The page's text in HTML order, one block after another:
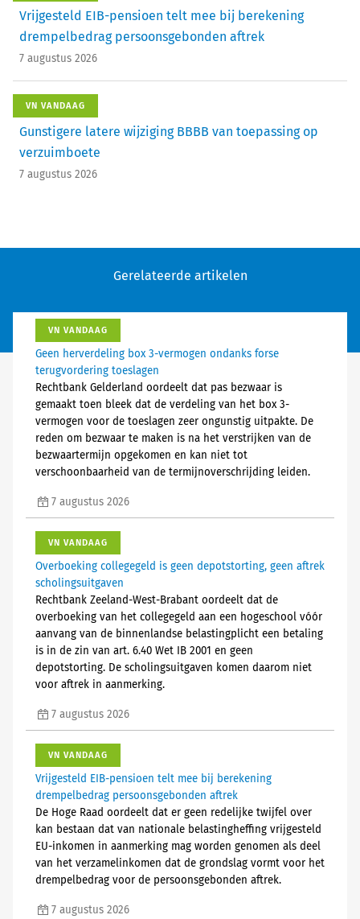
Vrijgesteld EIB-pensioen telt mee bij berekening
drempelbedrag persoonsgebonden aftrek
7 augustus 2026
VN VANDAAG
Gunstigere latere wijziging BBBB van toepassing op
verzuimboete
7 augustus 2026
Gerelateerde artikelen
VN VANDAAG
Geen herverdeling box 3-vermogen ondanks forse
terugvordering toeslagen
Rechtbank Gelderland oordeelt dat pas bezwaar is
gemaakt toen bleek dat de verdeling van het box 3-
vermogen voor de toeslagen zeer ongunstig uitpakte. De
reden om bezwaar te maken is na het verstrijken van de
bezwaartermijn opgekomen en kan niet tot
verschoonbaarheid van de termijnoverschrijding leiden.
7 augustus 2026
VN VANDAAG
Overboeking collegegeld is geen depotstorting, geen aftrek
scholingsuitgaven
Rechtbank Zeeland-West-Brabant oordeelt dat de
overboeking van het collegegeld aan een hogeschool vóór
aanvang van de binnenlandse belastingplicht een betaling
is in de zin van art. 6.40 Wet IB 2001 en geen
depotstorting. De scholingsuitgaven komen daarom niet
voor aftrek in aanmerking.
7 augustus 2026
VN VANDAAG
Vrijgesteld EIB-pensioen telt mee bij berekening
drempelbedrag persoonsgebonden aftrek
De Hoge Raad oordeelt dat er geen redelijke twijfel over
kan bestaan dat van nationale belastingheffing vrijgesteld
EU-inkomen in aanmerking mag worden genomen als deel
van het verzamelinkomen dat de grondslag vormt voor het
drempelbedrag voor de persoonsgebonden aftrek.
7 augustus 2026